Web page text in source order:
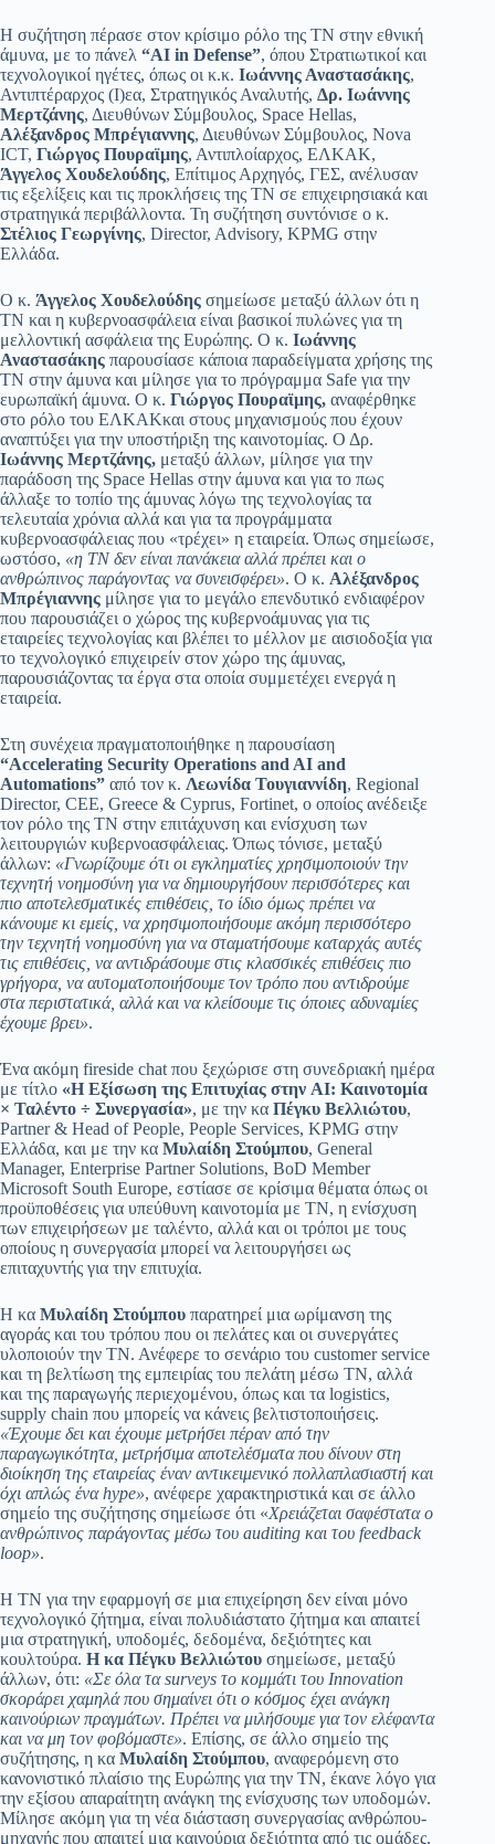
Η συζήτηση πέρασε στον κρίσιμο ρόλο της ΤΝ στην εθνική
άμυνα, με το πάνελ “AI in Defense”, όπου Στρατιωτικοί και
τεχνολογικοί ηγέτες, όπως οι κ.κ. Ιωάννης Αναστασάκης,
Αντιπτέραρχος (Ι)εα, Στρατηγικός Αναλυτής, Δρ. Ιωάννης
Μερτζάνης, Διευθύνων Σύμβουλος, Space Hellas,
Αλέξανδρος Μπρέγιαννης, Διευθύνων Σύμβουλος, Nova
ICT, Γιώργος Πουραϊμης, Αντιπλοίαρχος, ΕΛΚΑΚ,
Άγγελος Χουδελούδης, Επίτιμος Αρχηγός, ΓΕΣ, ανέλυσαν
τις εξελίξεις και τις προκλήσεις της ΤΝ σε επιχειρησιακά και
στρατηγικά περιβάλλοντα. Τη συζήτηση συντόνισε ο κ.
Στέλιος Γεωργίνης, Director, Advisory, KPMG στην
Ελλάδα.
Ο κ. Άγγελος Χουδελούδης σημείωσε μεταξύ άλλων ότι η
ΤΝ και η κυβερνοασφάλεια είναι βασικοί πυλώνες για τη
μελλοντική ασφάλεια της Ευρώπης. Ο κ. Ιωάννης
Αναστασάκης παρουσίασε κάποια παραδείγματα χρήσης της
ΤΝ στην άμυνα και μίλησε για το πρόγραμμα Safe για την
ευρωπαϊκή άμυνα. Ο κ. Γιώργος Πουραϊμης, αναφέρθηκε
στο ρόλο του ΕΛΚΑΚκαι στους μηχανισμούς που έχουν
αναπτύξει για την υποστήριξη της καινοτομίας. Ο Δρ.
Ιωάννης Μερτζάνης, μεταξύ άλλων, μίλησε για την
παράδοση της Space Hellas στην άμυνα και για το πως
άλλαξε το τοπίο της άμυνας λόγω της τεχνολογίας τα
τελευταία χρόνια αλλά και για τα προγράμματα
κυβερνοασφάλειας που «τρέχει» η εταιρεία. Όπως σημείωσε,
ωστόσο, «η ΤΝ δεν είναι πανάκεια αλλά πρέπει και ο
ανθρώπινος παράγοντας να συνεισφέρει». Ο κ. Αλέξανδρος
Μπρέγιαννης μίλησε για το μεγάλο επενδυτικό ενδιαφέρον
που παρουσιάζει ο χώρος της κυβερνοάμυνας για τις
εταιρείες τεχνολογίας και βλέπει το μέλλον με αισιοδοξία για
το τεχνολογικό επιχειρείν στον χώρο της άμυνας,
παρουσιάζοντας τα έργα στα οποία συμμετέχει ενεργά η
εταιρεία.
Στη συνέχεια πραγματοποιήθηκε η παρουσίαση
“Accelerating Security Operations and AI and
Automations” από τον κ. Λεωνίδα Τουγιαννίδη, Regional
Director, CEE, Greece & Cyprus, Fortinet, ο οποίος ανέδειξε
τον ρόλο της ΤΝ στην επιτάχυνση και ενίσχυση των
λειτουργιών κυβερνοασφάλειας. Όπως τόνισε, μεταξύ
άλλων: «Γνωρίζουμε ότι οι εγκληματίες χρησιμοποιούν την
τεχνητή νοημοσύνη για να δημιουργήσουν περισσότερες και
πιο αποτελεσματικές επιθέσεις, το ίδιο όμως πρέπει να
κάνουμε κι εμείς, να χρησιμοποιήσουμε ακόμη περισσότερο
την τεχνητή νοημοσύνη για να σταματήσουμε καταρχάς αυτές
τις επιθέσεις, να αντιδράσουμε στις κλασσικές επιθέσεις πιο
γρήγορα, να αυτοματοποιήσουμε τον τρόπο που αντιδρούμε
στα περιστατικά, αλλά και να κλείσουμε τις όποιες αδυναμίες
έχουμε βρει».
Ένα ακόμη fireside chat που ξεχώρισε στη συνεδριακή ημέρα
με τίτλο «Η Εξίσωση της Επιτυχίας στην AI: Καινοτομία
× Ταλέντο ÷ Συνεργασία», με την κα Πέγκυ Βελλιώτου,
Partner & Head of People, People Services, KPMG στην
Ελλάδα, και με την κα Μυλαίδη Στούμπου, General
Manager, Enterprise Partner Solutions, BoD Member
Microsoft South Europe, εστίασε σε κρίσιμα θέματα όπως οι
προϋποθέσεις για υπεύθυνη καινοτομία με ΤΝ, η ενίσχυση
των επιχειρήσεων με ταλέντο, αλλά και οι τρόποι με τους
οποίους η συνεργασία μπορεί να λειτουργήσει ως
επιταχυντής για την επιτυχία.
Η κα Μυλαίδη Στούμπου παρατηρεί μια ωρίμανση της
αγοράς και του τρόπου που οι πελάτες και οι συνεργάτες
υλοποιούν την ΤΝ. Ανέφερε το σενάριο του customer service
και τη βελτίωση της εμπειρίας του πελάτη μέσω ΤΝ, αλλά
και της παραγωγής περιεχομένου, όπως και τα logistics,
supply chain που μπορείς να κάνεις βελτιστοποιήσεις.
«Έχουμε δει και έχουμε μετρήσει πέραν από την
παραγωγικότητα, μετρήσιμα αποτελέσματα που δίνουν στη
διοίκηση της εταιρείας έναν αντικειμενικό πολλαπλασιαστή και
όχι απλώς ένα hype», ανέφερε χαρακτηριστικά και σε άλλο
σημείο της συζήτησης σημείωσε ότι «Χρειάζεται σαφέστατα ο
ανθρώπινος παράγοντας μέσω του auditing και του feedback
loop».
Η ΤΝ για την εφαρμογή σε μια επιχείρηση δεν είναι μόνο
τεχνολογικό ζήτημα, είναι πολυδιάστατο ζήτημα και απαιτεί
μια στρατηγική, υποδομές, δεδομένα, δεξιότητες και
κουλτούρα. Η κα Πέγκυ Βελλιώτου σημείωσε, μεταξύ
άλλων, ότι: «Σε όλα τα surveys το κομμάτι του Innovation
σκοράρει χαμηλά που σημαίνει ότι ο κόσμος έχει ανάγκη
καινούριων πραγμάτων. Πρέπει να μιλήσουμε για τον ελέφαντα
και να μη τον φοβόμαστε». Επίσης, σε άλλο σημείο της
συζήτησης, η κα Μυλαίδη Στούμπου, αναφερόμενη στο
κανονιστικό πλαίσιο της Ευρώπης για την ΤΝ, έκανε λόγο για
την εξίσου απαραίτητη ανάγκη της ενίσχυσης των υποδομών.
Μίλησε ακόμη για τη νέα διάσταση συνεργασίας ανθρώπου-
μηχανής που απαιτεί μια καινούρια δεξιότητα από τις ομάδες.